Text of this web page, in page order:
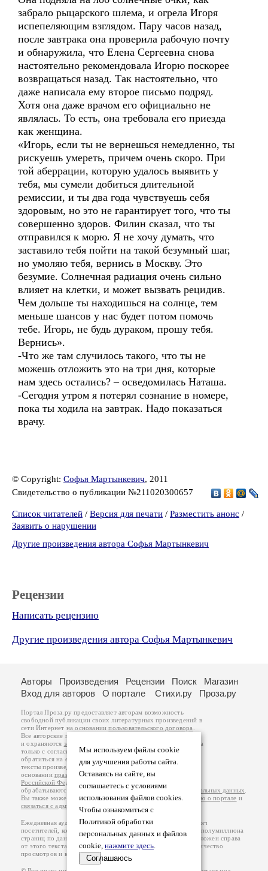
забрало рыцарского шлема, и огрела Игоря
испепеляющим взглядом. Пару часов назад,
после завтрака она проверила рабочую почту
и обнаружила, что Елена Сергеевна снова
настоятельно рекомендовала Игорю поскорее
возвращаться назад. Так настоятельно, что
даже написала ему второе письмо подряд.
Хотя она даже врачом его официально не
являлась. То есть, она требовала его приезда
как женщина.
«Игорь, если ты не вернешься немедленно, ты
рискуешь умереть, причем очень скоро. При
той аберрации, которую удалось выявить у
тебя, мы сумели добиться длительной
ремиссии, и ты два года чувствуешь себя
здоровым, но это не гарантирует того, что ты
совершенно здоров. Филин сказал, что ты
отправился к морю. Я не хочу думать, что
заставило тебя пойти на такой безумный шаг,
но умоляю тебя, вернись в Москву. Это
безумие. Солнечная радиация очень сильно
влияет на клетки, и может вызвать рецидив.
Чем дольше ты находишься на солнце, тем
меньше шансов у нас будет потом помочь
тебе. Игорь, не будь дураком, прошу тебя.
Вернись».
-Что же там случилось такого, что ты не
можешь отложить это на три дня, которые
нам здесь остались? – осведомилась Наташа.
-Сегодня утром я потерял сознание в номере,
пока ты ходила на завтрак. Надо показаться
врачу.
© Copyright: Софья Мартынкевич, 2011
Свидетельство о публикации №211020300657
Список читателей / Версия для печати / Разместить анонс /
Заявить о нарушении
Другие произведения автора Софья Мартынкевич
Рецензии
Написать рецензию
Другие произведения автора Софья Мартынкевич
Мы используем файлы cookie
для улучшения работы сайта.
Оставаясь на сайте, вы
соглашаетесь с условиями
использования файлов cookies.
Чтобы ознакомиться с
Политикой обработки
персональных данных и файлов
cookie, нажмите здесь.
Соглашаюсь
Авторы Произведения Рецензии Поиск
Магазин
Вход для авторов
О портале Стихи.ру Проза.ру
Портал Проза.ру предоставляет авторам возможность
свободной публикации своих литературных произведений в
сети Интернет на основаниипользовательского договора
Все авторские права на произведения принадлежат авторам
и охраняются законом
. Перепечатка произведений возможна
только с согласия его автора, к которому вы можете
обратиться на его авторской странице. Ответственность за
тексты произведений авторы несут самостоятельно на
основанииправил публикацииизаконодательства
Российской Федерации
обрабатываются на основанииПолитики обработки персональных данных
Вы также можете посмотреть более подробнуюинформацию о портале и
связаться с администрацией
Ежедневная аудитория портала Проза.ру – порядка 100 тысяч
посетителей, которые в общей сумме просматривают более полумиллиона
страниц по данным счетчика посещаемости, который расположен справа
от этого текста. В каждой графе указано по две цифры: количество
просмотров и количество посетителей.